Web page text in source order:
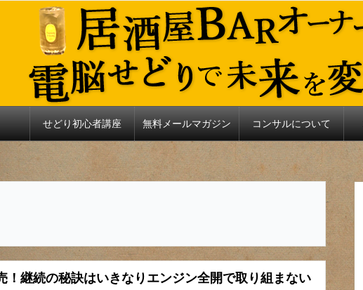
せどり初心者講座 無料メールマガジン コンサルについて
！継続の秘訣はいきなりエンジン全開で取り組まない